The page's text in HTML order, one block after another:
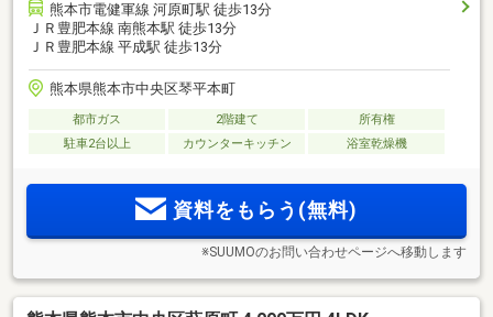
熊本市電健軍線 河原町駅 徒歩13分
ＪＲ豊肥本線 南熊本駅 徒歩13分
ＪＲ豊肥本線 平成駅 徒歩13分
熊本県熊本市中央区琴平本町
都市ガス 2階建て
所有権
駐車2台以上
カウンターキッチン 浴室乾燥機
資料をもらう(無料)
※SUUMOのお問い合わせページへ移動します